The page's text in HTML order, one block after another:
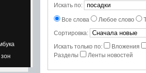
Искать по:
Все слова Любое слово
Сортировка:
Искать только по:
Вложения
Разделы
Ленты новостей